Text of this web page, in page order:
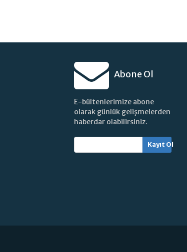
Abone Ol
E-bültenlerimize abone
olarak günlük gelişmelerden
haberdar olabilirsiniz.
Kayıt Ol